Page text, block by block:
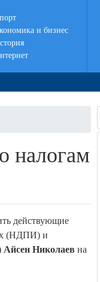
и бизнес
налогам
действующие
(НДПИ) и
Айсен Николаев на